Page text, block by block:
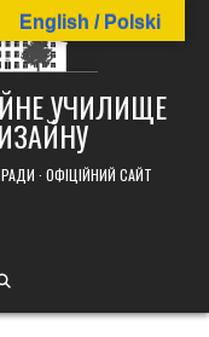
УЧИЛИЩЕ
· ОФІЦІЙНИЙ САЙТ
English / Polski